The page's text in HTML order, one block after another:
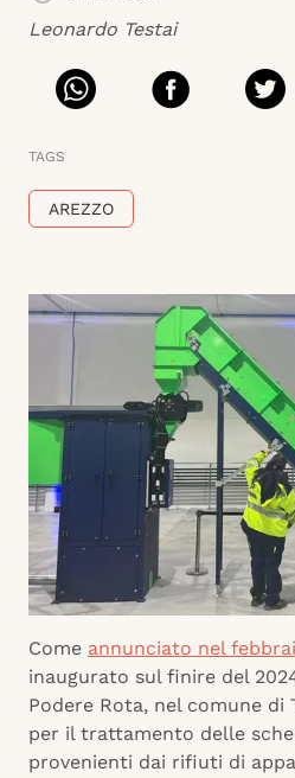
Leonardo Testai
TAGS
AREZZO
Come annunciato nel
inaugurato sul finire del
Podere Rota, nel comune di
per il trattamento delle
provenienti dai rifiuti di